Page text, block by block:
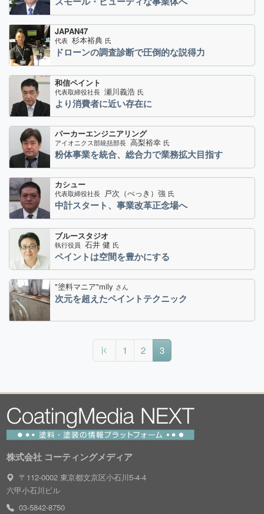
JAPAN47
代表 杉本裕典 氏
ドローンの調査診断で圧倒的な説得力
和信ペイント
代表取締役社長 瀬川義浩 氏
より消費者に近い存在に
パーカーエンジニアリング
アイオニクス部統括部長 高梨裕幸 氏
粉体事業を統合、総合力で業務拡大目指す
カシュー
代表取締役社長 戸次（べっき）強 氏
中計スタート、事業改革正念場へ
ブルースタジオ
執行役員 石井 健 氏
ペイントは空間を豊かにする
"塗料マニア"mily さん
次元を超えたペイントテクニック
1 2 3（現在のページ）
株式会社 コーティングメディア
〒112-0002 東京都文京区小石川5-4-4
六甲小石川ビル
03-5842-8750